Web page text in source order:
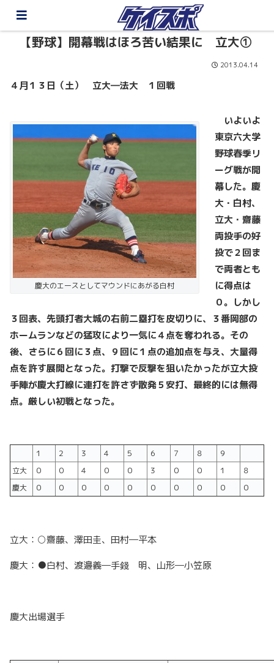
【野球】開幕戦はほろ苦い結果に 立大①
2013.04.14
４月１３日（土） 立大―法大 １回戦
慶大のエースとしてマウンドにあがる白村
いよいよ
東京六大学
野球春季リ
ーグ戦が開
幕した。慶
大・白村、
立大・齋藤
両投手の好
投で２回ま
で両者とも
に得点は
０。しかし
３回表、先頭打者大城の右前二塁打を皮切りに、３番岡部の
ホームランなどの猛攻により一気に４点を奪われる。その
後、さらに６回に３点、９回に１点の追加点を与え、大量得
点を許す展開となった。打撃で反撃を狙いたかったが立大投
手陣が慶大打線に連打を許さず散発５安打、最終的には無得
点。厳しい初戦となった。
１ ２ ３ ４ ５ ６ ７ ８
９
立大
０ ０ ４ ０ ０ ３ ０ ０ １
８
慶大
０ ０ ０ ０ ０ ０ ０ ０ ０ ０
立大：○齋藤、澤田圭、田村―平本
慶大：●白村、渡邉義―手錢 明、山形―小笠原
慶大出場選手